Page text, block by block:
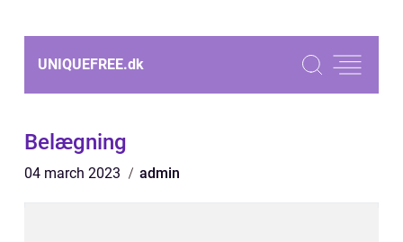
UNIQUEFREE.dk
Belægning
04 march 2023 admin